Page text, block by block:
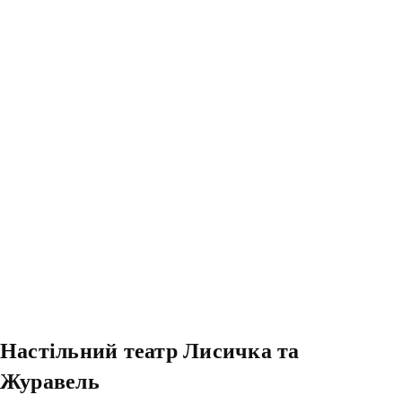
Настільний театр Лисичка та
Журавель